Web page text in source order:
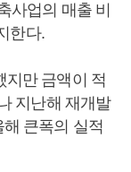
사업의 매출 비
한다.
지만 금액이 적
지난해 재개발
큰폭의 실적